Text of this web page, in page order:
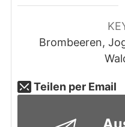
Brombeeren,
Teilen per Email